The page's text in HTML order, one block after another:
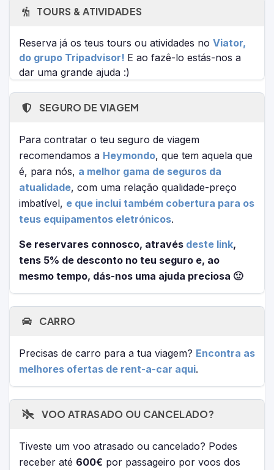
TOURS & ATIVIDADES
Reserva já os teus tours ou atividades no Viator,
do grupo Tripadvisor! E ao fazê-lo estás-nos a
dar uma grande ajuda :)
SEGURO DE VIAGEM
Para contratar o teu seguro de viagem
recomendamos a Heymondo, que tem aquela que
é, para nós, a melhor gama de seguros da
atualidade, com uma relação qualidade-preço
imbatível, e que inclui também cobertura para os
teus equipamentos eletrónicos.
Se reservares connosco, através deste link,
tens 5% de desconto no teu seguro e, ao
mesmo tempo, dás-nos uma ajuda preciosa 🙂
CARRO
Precisas de carro para a tua viagem? Encontra as
melhores ofertas de rent-a-car aqui.
VOO ATRASADO OU CANCELADO?
Tiveste um voo atrasado ou cancelado? Podes
receber até 600€ por passageiro por voos dos